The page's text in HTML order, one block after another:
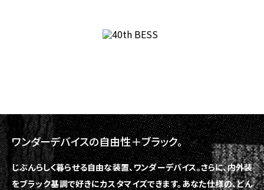
ワンダーデバイスの自由性＋ブラック。
じぶんらしく暮らせる自由な装置、ワンダーデバイス。さらに、内外装
をブラック基調で好きにカスタマイズできます。あなた仕様の、どん